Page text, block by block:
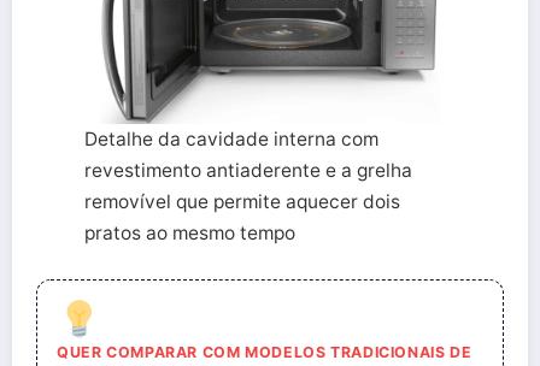
Detalhe da cavidade interna com
revestimento antiaderente e a grelha
removível que permite aquecer dois
pratos ao mesmo tempo
QUER COMPARAR COM MODELOS TRADICIONAIS DE